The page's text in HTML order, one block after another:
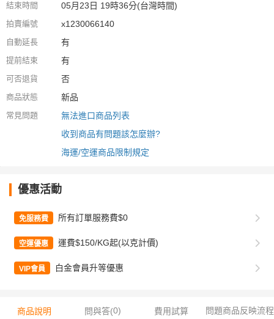
結束時間 05月23日 19時36分(台灣時間)
拍賣編號 x1230066140
自動延長 有
提前結束 有
可否退貨 否
商品狀態 新品
常見問題
無法進口商品列表
收到商品有問題該怎麼辦?
海運/空運商品限制規定
優惠活動
免服務費 所有訂單服務費$0
空運優惠 運費$150/KG起(以克計價)
VIP會員 白金會員升等優惠
商品說明 問與答(0) 費用試算 問題商品反映流程